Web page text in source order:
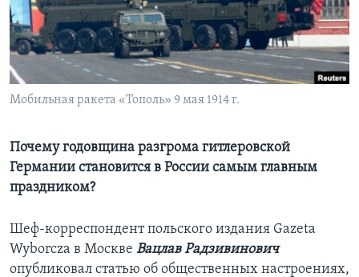
Learning English
СОЦИАЛЬНЫЕ СЕТИ
Языки
Мобильная ракета «Тополь» 9 мая 1914 г.
Почему годовщина разгрома гитлеровской
Германии становится в России самым главным
праздником?
Шеф-корреспондент польского издания Gazeta
Wyborcza в Москве Вацлав Радзивинович
опубликовал статью об общественных настроениях,